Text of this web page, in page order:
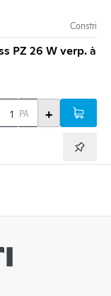
Constri
PZ 26 W verp. à
PA +